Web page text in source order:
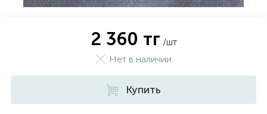
2 360 тг /шт
Нет в наличии
Купить